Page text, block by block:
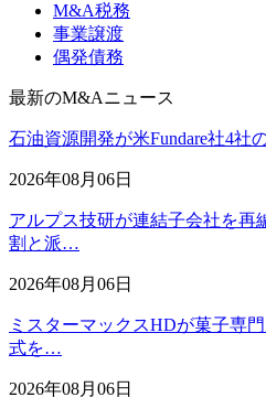
M&A税務
事業譲渡
偶発債務
最新のM&Aニュース
石油資源開発が米Fundare社4社
2026年08月06日
アルプス技研が連結子会社を再
割と派…
2026年08月06日
ミスターマックスHDが菓子専
式を…
2026年08月06日